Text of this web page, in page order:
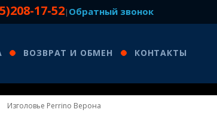
17-52| Обратный звонок
ВОЗВРАТ И ОБМЕН КОНТАКТЫ
Изголовье Perrino Верона